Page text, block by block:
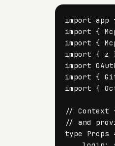
import app
import {
import {
import { z
import
import {
import {
// Context
// and
type
Props